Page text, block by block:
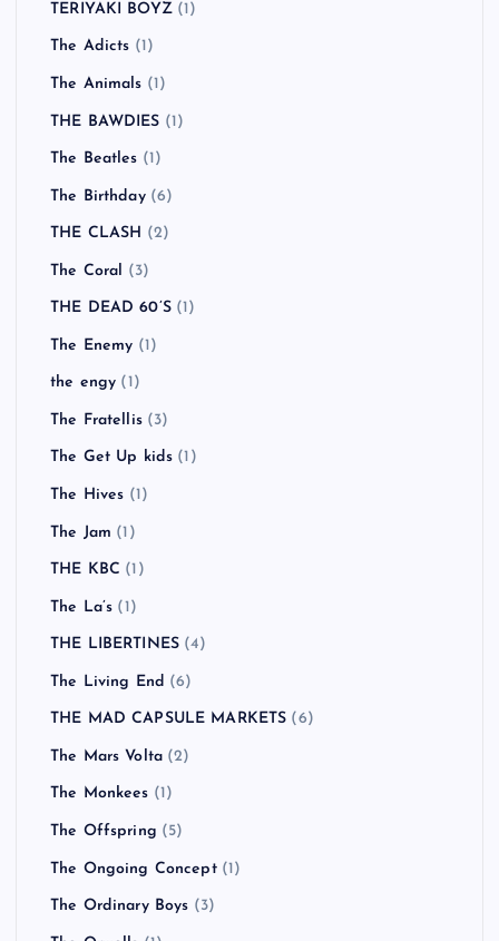
TERIYAKI BOYZ(1)
The Adicts (1)
The Animals (1)
THE BAWDIES (1)
The Beatles (1)
The Birthday(6)
THE CLASH (2)
The Coral (3)
THE DEAD 60’S(1)
The Enemy (1)
the engy (1)
The Fratellis(3)
The Get Up kids (1)
The Hives (1)
The Jam (1)
THE KBC (1)
The La’s (1)
THE LIBERTINES (4)
The Living End (6)
THE MAD CAPSULE MARKETS (6)
The Mars Volta (2)
The Monkees (1)
The Offspring (5)
The Ongoing Concept(1)
The Ordinary Boys (3)